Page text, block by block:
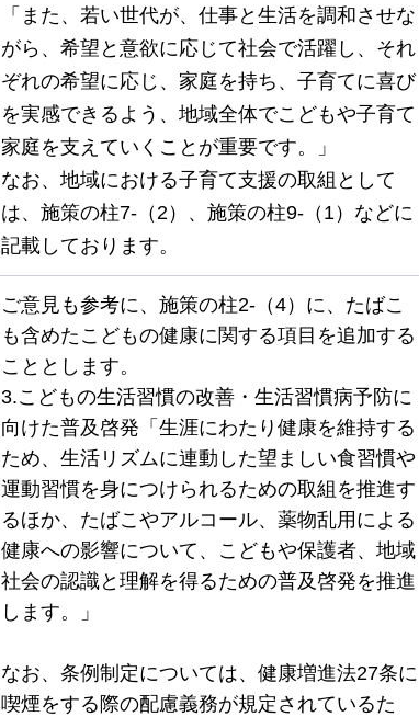
「また、若い世代が、仕事と生活を調和させな
がら、希望と意欲に応じて社会で活躍し、それ
ぞれの希望に応じ、家庭を持ち、子育てに喜び
を実感できるよう、地域全体でこどもや子育て
家庭を支えていくことが重要です。」
なお、地域における子育て支援の取組として
は、施策の柱7-（2）、施策の柱9-（1）などに
記載しております。
ご意見も参考に、施策の柱2-（4）に、たばこ
も含めたこどもの健康に関する項目を追加する
こととします。
3.こどもの生活習慣の改善・生活習慣病予防に
向けた普及啓発「生涯にわたり健康を維持する
ため、生活リズムに連動した望ましい食習慣や
運動習慣を身につけられるための取組を推進す
るほか、たばこやアルコール、薬物乱用による
健康への影響について、こどもや保護者、地域
社会の認識と理解を得るための普及啓発を推進
します。」
なお、条例制定については、健康増進法27条に
喫煙をする際の配慮義務が規定されているた